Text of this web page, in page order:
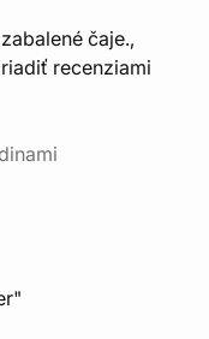
čaje.,
recenziami